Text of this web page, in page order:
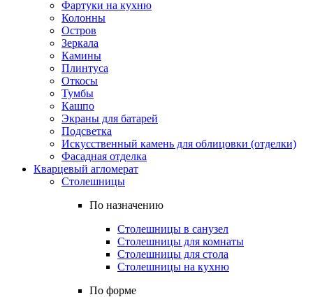
Фартуки на кухню
Колонны
Остров
Зеркала
Камины
Плинтуса
Откосы
Тумбы
Кашпо
Экраны для батарей
Подсветка
Искусственный камень для облицовки (отделки)
Фасадная отделка
Кварцевый агломерат
Столешницы
По назначению
Столешницы в санузел
Столешницы для комнаты
Столешницы для стола
Столешницы на кухню
По форме